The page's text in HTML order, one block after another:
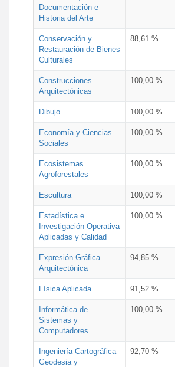
Documentación e
Historia del Arte
Conservación y
Restauración de Bienes
Culturales
88,61 %
Construcciones
Arquitectónicas
100,00 %
Dibujo 100,00 %
Economía y Ciencias
Sociales
100,00 %
Ecosistemas
Agroforestales
100,00 %
Escultura 100,00 %
Estadística e
Investigación Operativa
Aplicadas y Calidad
100,00 %
Expresión Gráfica
Arquitectónica
94,85 %
Física Aplicada 91,52 %
Informática de
Sistemas y
Computadores
100,00 %
Ingeniería Cartográfica
Geodesia y
92,70 %